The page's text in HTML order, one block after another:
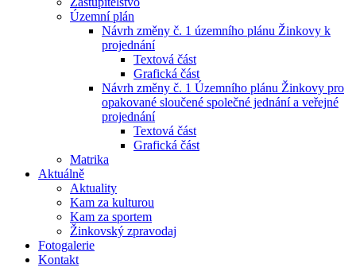
Územní plán
Návrh změny č. 1 územního plánu Žinkovy k
projednání
Textová část
Grafická část
Návrh změny č. 1 Územního plánu Žinkovy pro
opakované sloučené společné jednání a veřejné
projednání
Textová část
Grafická část
Matrika
Aktuálně
Aktuality
Kam za kulturou
Kam za sportem
Žinkovský zpravodaj
Fotogalerie
Kontakt